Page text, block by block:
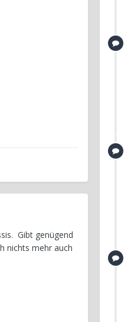
Gibt genügend
nichts mehr auch